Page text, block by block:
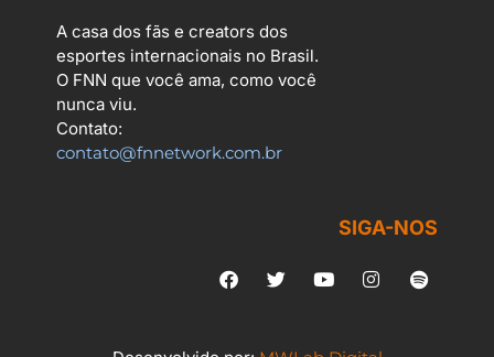
A casa dos fãs e creators dos
esportes internacionais no Brasil.
O FNN que você ama, como você
nunca viu.
Contato:
contato@fnnetwork.com.br
SIGA-NOS